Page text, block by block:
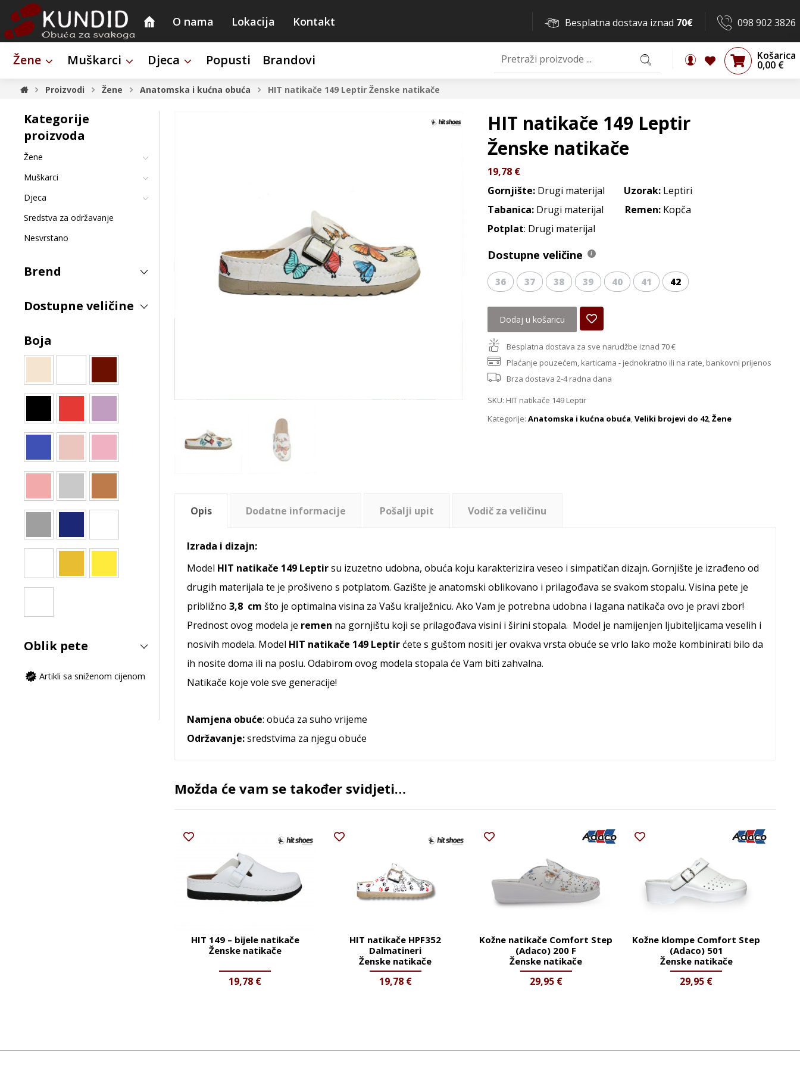
O nama Lokacija Kontakt 098 902 3826
Besplatna dostava iznad 70€
Žene Muškarci Djeca Popusti Brandovi Košarica
0,00 €
Proizvodi Žene Anatomska i kućna obuća HIT natikače 149 Leptir Ženske natikače
HIT natikače 149 Leptir
Ženske natikače
19,78 €
Gornjište:Drugi materijal Uzorak:Leptiri
Tabanica:Drugi materijal Remen:Kopča
Potplat: Drugi materijal
Dostupne veličine
36 37 38 39 40 41 42
Dodaj u košaricu
Besplatna dostava za sve narudžbe iznad 70 €
Plaćanje pouzećem, karticama - jednokratno ili na rate, bankovni prijenos
Brza dostava 2-4 radna dana
SKU: HIT natikače 149 Leptir
Kategorije: Anatomska i kućna obuća,Veliki brojevi do 42,Žene
Opis Dodatne informacije Pošalji upit Vodič za veličinu
Izrada i dizajn:
Model HIT natikače 149 Leptirsu izuzetno udobna, obuća koju karakterizira veseo i simpatičan dizajn. Gornjište je izrađeno od
drugih materijala te je prošiveno s potplatom. Gazište je anatomski oblikovano i prilagođava se svakom stopalu. Visina pete je
približno 3,8 cm što je optimalna visina za Vašu kralježnicu. Ako Vam je potrebna udobna i lagana natikača ovo je pravi zbor!
Prednost ovog modela je remen na gornjištu koji se prilagođava visini i širini stopala. Model je namijenjen ljubiteljicama veselih i
nosivih modela. Model HIT natikače 149 Leptirćete s guštom nositi jer ovakva vrsta obuće se vrlo lako može kombinirati bilo da
ih nosite doma ili na poslu. Odabirom ovog modela stopala će Vam biti zahvalna.
Natikače koje vole sve generacije!
Namjena obuće: obuća za suho vrijeme
Održavanje:sredstvima za njegu obuće
Možda će vam se također svidjeti…
HIT 149 – bijele natikače
Ženske natikače
19,78 €
HIT natikače HPF352
Dalmatineri
Ženske natikače
19,78 €
Kožne natikače Comfort Step
(Adaco) 200 F
Ženske natikače
29,95 €
Kožne klompe Comfort Step
(Adaco) 501
Ženske natikače
29,95 €
Kategorije
proizvoda
Žene
Muškarci
Djeca
Sredstva za održavanje
Nesvrstano
Brend
Dostupne veličine
Boja
Oblik pete
Artikli sa sniženom cijenom